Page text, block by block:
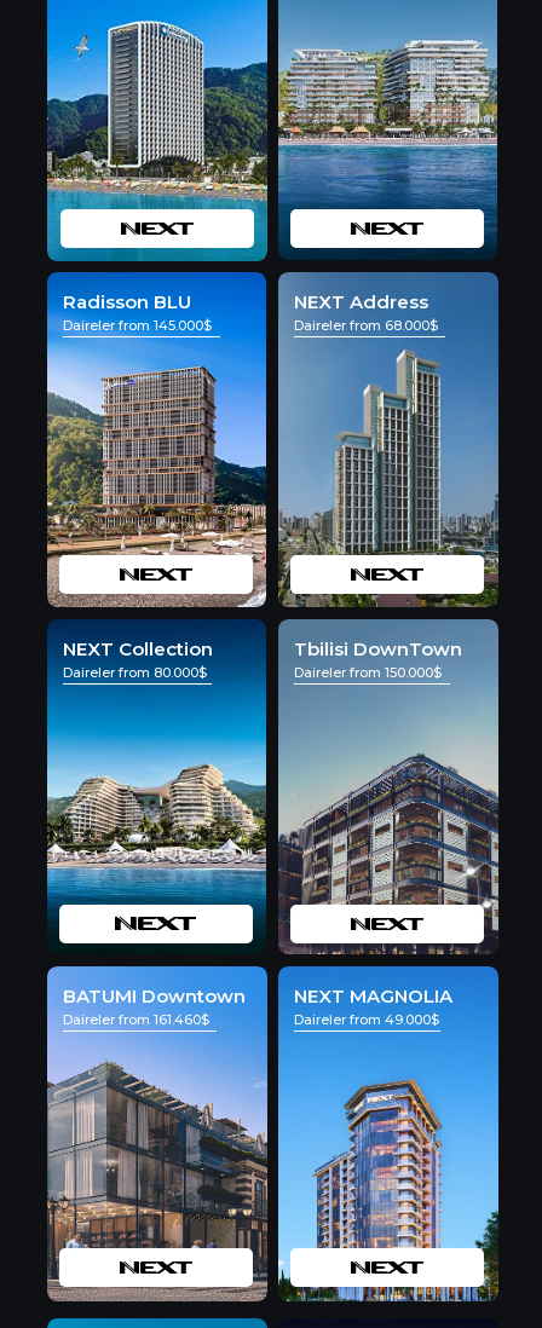
NEXT MAGNOLIA
Daireler from 49.000$
BATUMI Downtown
Daireler from 161.460$
Tbilisi DownTown
Daireler from 150.000$
NEXT Collection
Daireler from 80.000$
NEXT Address
Daireler from 68.000$
Radisson BLU
Daireler from 145.000$